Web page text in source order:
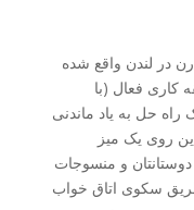
در لندن واقع شده
کاری فعال (با
حل به یاد ماندنی
روی یک میز
و منسوجات
سکوی اتاق خواب